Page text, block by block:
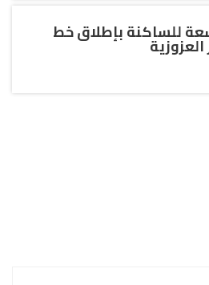
للساكنة بإطلاق خط
العزوزية